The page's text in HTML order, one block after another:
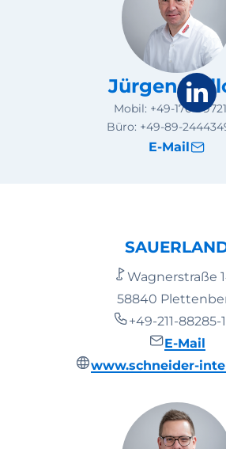
Jürgen
Mobil: +49-170-
Büro: +49-89-
E-Mail
Wagnerstraße
58840
+49-211-88285-
E-Mail
www.schneider-